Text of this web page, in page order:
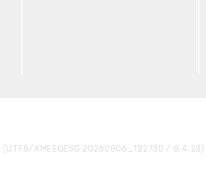
(UTF8/XMEEQE5G 20260806_122730 / 8.4.23)